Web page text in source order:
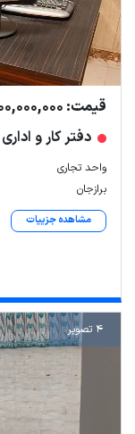
قیمت: 3,600,000,000 تومان
دفتر کار و اداری
واحد تجاری
برازجان
مشاهده جزییات
4 تصویر